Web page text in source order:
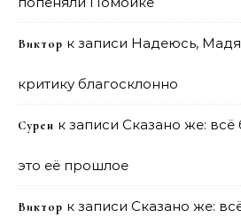
Виктор к записи Надеюсь,
критику благосклонно
Сурен к записи Сказано же: всё
это её прошлое
Виктор к записи Сказано же: